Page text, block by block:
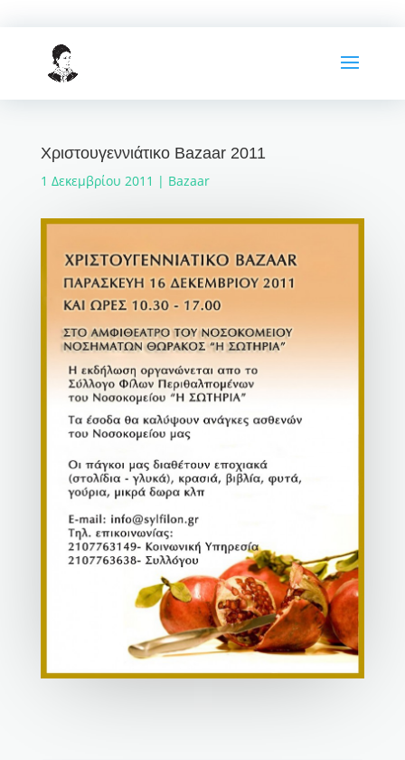
Χριστουγεννιάτικο Bazaar 2011
1 Δεκεμβρίου 2011 | Bazaar